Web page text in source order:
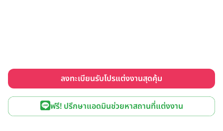
ลงทะเบียนรับโปรแต่งงานสุดคุ้ม
ฟรี! ปรึกษาแอดมินช่วยหาสถานที่แต่งงาน